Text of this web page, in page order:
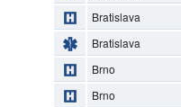
Bratislava
Bratislava
Brno
Brno